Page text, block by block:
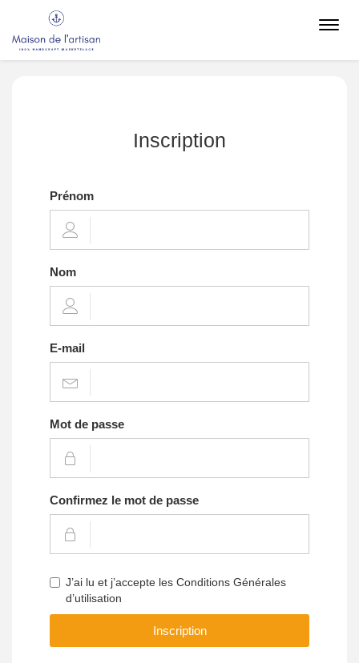
Inscription
Prénom
Nom
E-mail
Mot de passe
Confirmez le mot de passe
J’ai lu et j’accepte les Conditions Générales
d’utilisation
Inscription